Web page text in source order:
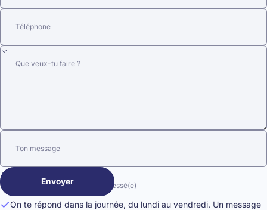
Téléphone
Que veux-tu faire ?
Ton message
Service par lequel tu es intéressé(e)
Envoyer
On te répond dans la journée, du lundi au vendredi. Un message